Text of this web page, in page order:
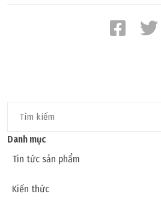
Danh mục
Tin tức sản phẩm
Kiến thức